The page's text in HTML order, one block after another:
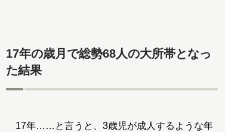
17年の歳月で総勢68人の大所帯となっ
た結果
17年……と言うと、3歳児が成人するような年